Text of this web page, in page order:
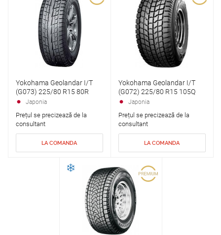
Yokohama Geolandar I/T
(G073) 225/80 R15 80R
Japonia
Prețul se precizează de la
consultant
LA COMANDA
Yokohama Geolandar I/T
(G072) 225/80 R15 105Q
Japonia
Prețul se precizează de la
consultant
LA COMANDA